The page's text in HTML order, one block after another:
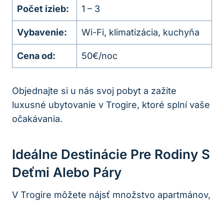
Počet izieb: 1 – 3
Vybavenie: Wi-Fi, klimatizácia, kuchyňa
Cena od: 50€/noc
Objednajte si u nás svoj pobyt a zažite
luxusné ubytovanie v Trogire, ktoré splní vaše
očakávania.
Ideálne Destinácie Pre Rodiny S
Deťmi Alebo Páry
V Trogire môžete nájsť množstvo apartmánov,